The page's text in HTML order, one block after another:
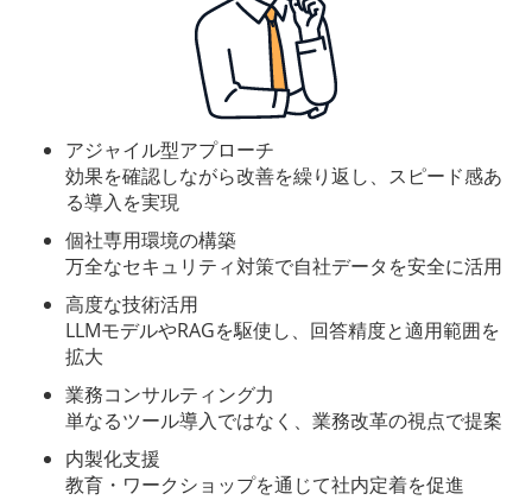
アジャイル型アプローチ
効果を確認しながら改善を繰り返し、スピード感あ
る導入を実現
個社専用環境の構築
万全なセキュリティ対策で自社データを安全に活用
高度な技術活用
LLMモデルやRAGを駆使し、回答精度と適用範囲を
拡大
業務コンサルティング力
単なるツール導入ではなく、業務改革の視点で提案
内製化支援
教育・ワークショップを通じて社内定着を促進